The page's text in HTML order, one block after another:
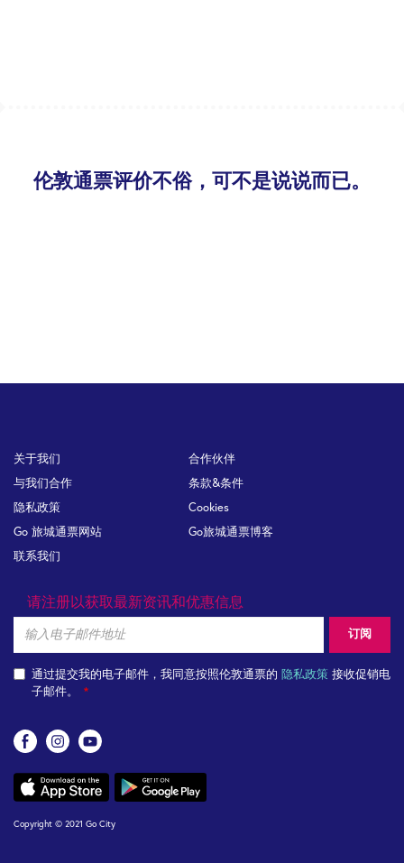
伦敦通票评价不俗，可不是说说而已。
关于我们 合作伙伴
与我们合作 条款&条件
隐私政策 Cookies
Go 旅城通票网站 Go旅城通票博客
联系我们
请注册以获取最新资讯和优惠信息
订阅
通过提交我的电子邮件，我同意按照伦敦通票的 隐私政策 接收促销电
子邮件。
关
我
App
links
Copyright © 2021 Go City